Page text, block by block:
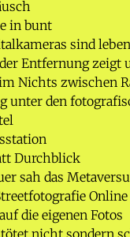
in bunt
sind
Entfernung zeigt
Nichts zwischen
unter den
Durchblick
sah das
die eigenen Fotos
nicht sondern